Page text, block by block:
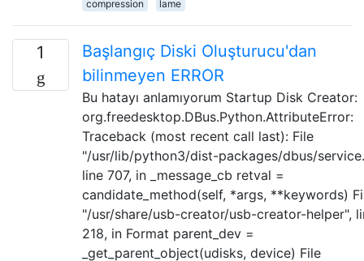
compression
lame
1
Başlangıç ​​Diski Oluşturucu'dan
bilinmeyen ERROR
Bu hatayı anlamıyorum Startup Disk Creator:
org.freedesktop.DBus.Python.AttributeError:
Traceback (most recent call last): File
"/usr/lib/python3/dist-packages/dbus/
line 707, in _message_cb retval =
candidate_method(self, *args, **keywords)
"/usr/share/usb-creator/usb-creator-helper",
218, in Format parent_dev =
_get_parent_object(udisks, device) File